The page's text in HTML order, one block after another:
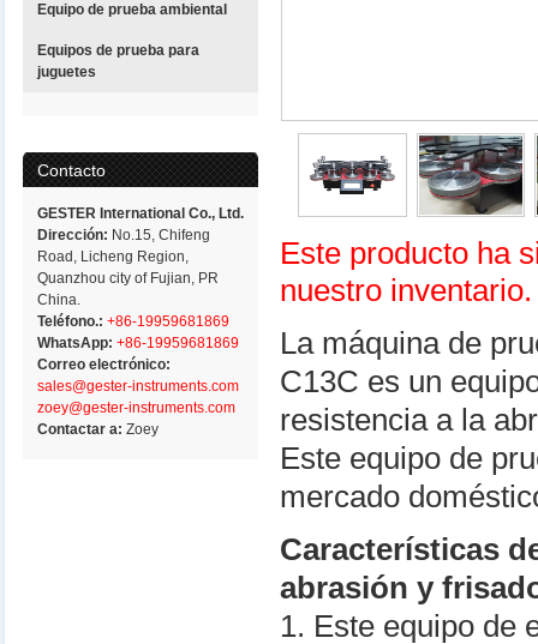
Equipo de prueba ambiental
Equipos de prueba para
juguetes
Contacto
GESTER International Co., Ltd.
Dirección: No.15, Chifeng
Road, Licheng Region,
Quanzhou city of Fujian, PR
China.
Teléfono.: +86-19959681869
WhatsApp: +86-19959681869
Correo electrónico:
sales@gester-instruments.com
zoey@gester-instruments.com
Contactar a:Zoey
Este producto ha
nuestro inventario.
La máquina de
C13C es un
resistencia a la
Este equipo de
mercado
Características
abrasión y
1. Este equipo de